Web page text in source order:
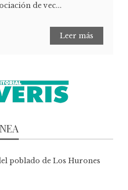
de vec...
Leer más
poblado de Los Hurones